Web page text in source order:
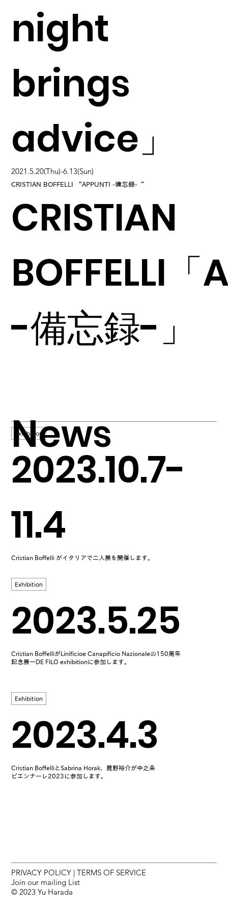
News
2023.10.7-
11.4
Exhibition
Cristian Boffelli がイタリアで二人展を開催します。
2023.5.25
Exhibition
Cristian BoffelliがLinificioe Canapificio Nazionaleの150周年
記念展ーDE FILO exhibitionに参加します。
2023.4.3
Exhibition
Cristian BoffelliとSabrina Horak、鹿野裕介が中之条
ビエンナーレ2023に参加します。
night
brings
advice」
2021.5.20(Thu)-6.13(Sun)
CRISTIAN BOFFELLI “APPUNTI -備忘録-“
CRISTIAN
BOFFELLI「
-備忘録-」
PRIVACY POLICY |TERMS OF SERVICE
Join our mailing List
© 2023 Yu Harada